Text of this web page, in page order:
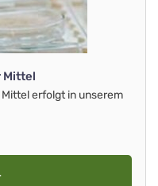
Mittel
erfolgt in unserem